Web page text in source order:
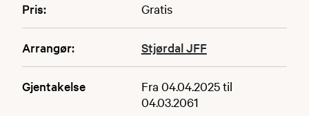
Pris: Gratis
Arrangør: Stjørdal JFF
Gjentakelse
Fra 04.04.2025 til
04.03.2061